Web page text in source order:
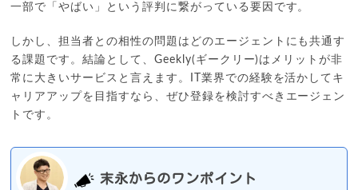
一部で「やばい」という評判に繋がっている要因です。
しかし、担当者との相性の問題はどのエージェントにも共通す
る課題です。結論として、Geekly(ギークリー)はメリットが非
常に大きいサービスと言えます。IT業界での経験を活かしてキ
ャリアアップを目指すなら、ぜひ登録を検討すべきエージェン
トです。
末永からのワンポイント